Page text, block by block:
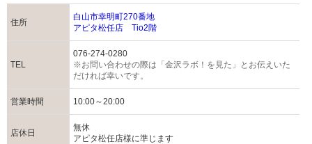
住所
白山市幸明町270番地
アピタ松任店 Tio2階
TEL
076-274-0280
※お問い合わせの際は「金沢ラボ！を見た」とお伝えいた
だければ幸いです。
営業時間 10:00～20:00
店休日
無休
アピタ松任店様に準じます